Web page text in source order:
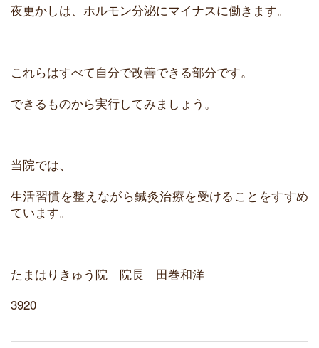
夜更かしは、ホルモン分泌にマイナスに働きます。
これらはすべて自分で改善できる部分です。
できるものから実行してみましょう。
当院では、
生活習慣を整えながら鍼灸治療を受けることをすすめ
ています。
たまはりきゅう院 院長 田巻和洋
3920